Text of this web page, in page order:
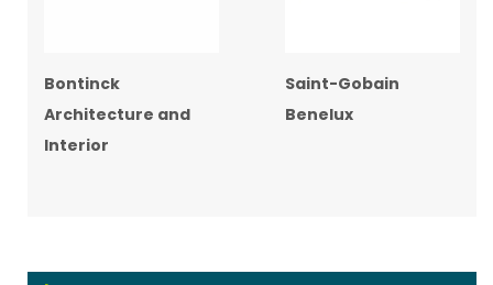
Bontinck
Architecture and
Interior
Saint-Gobain
Benelux